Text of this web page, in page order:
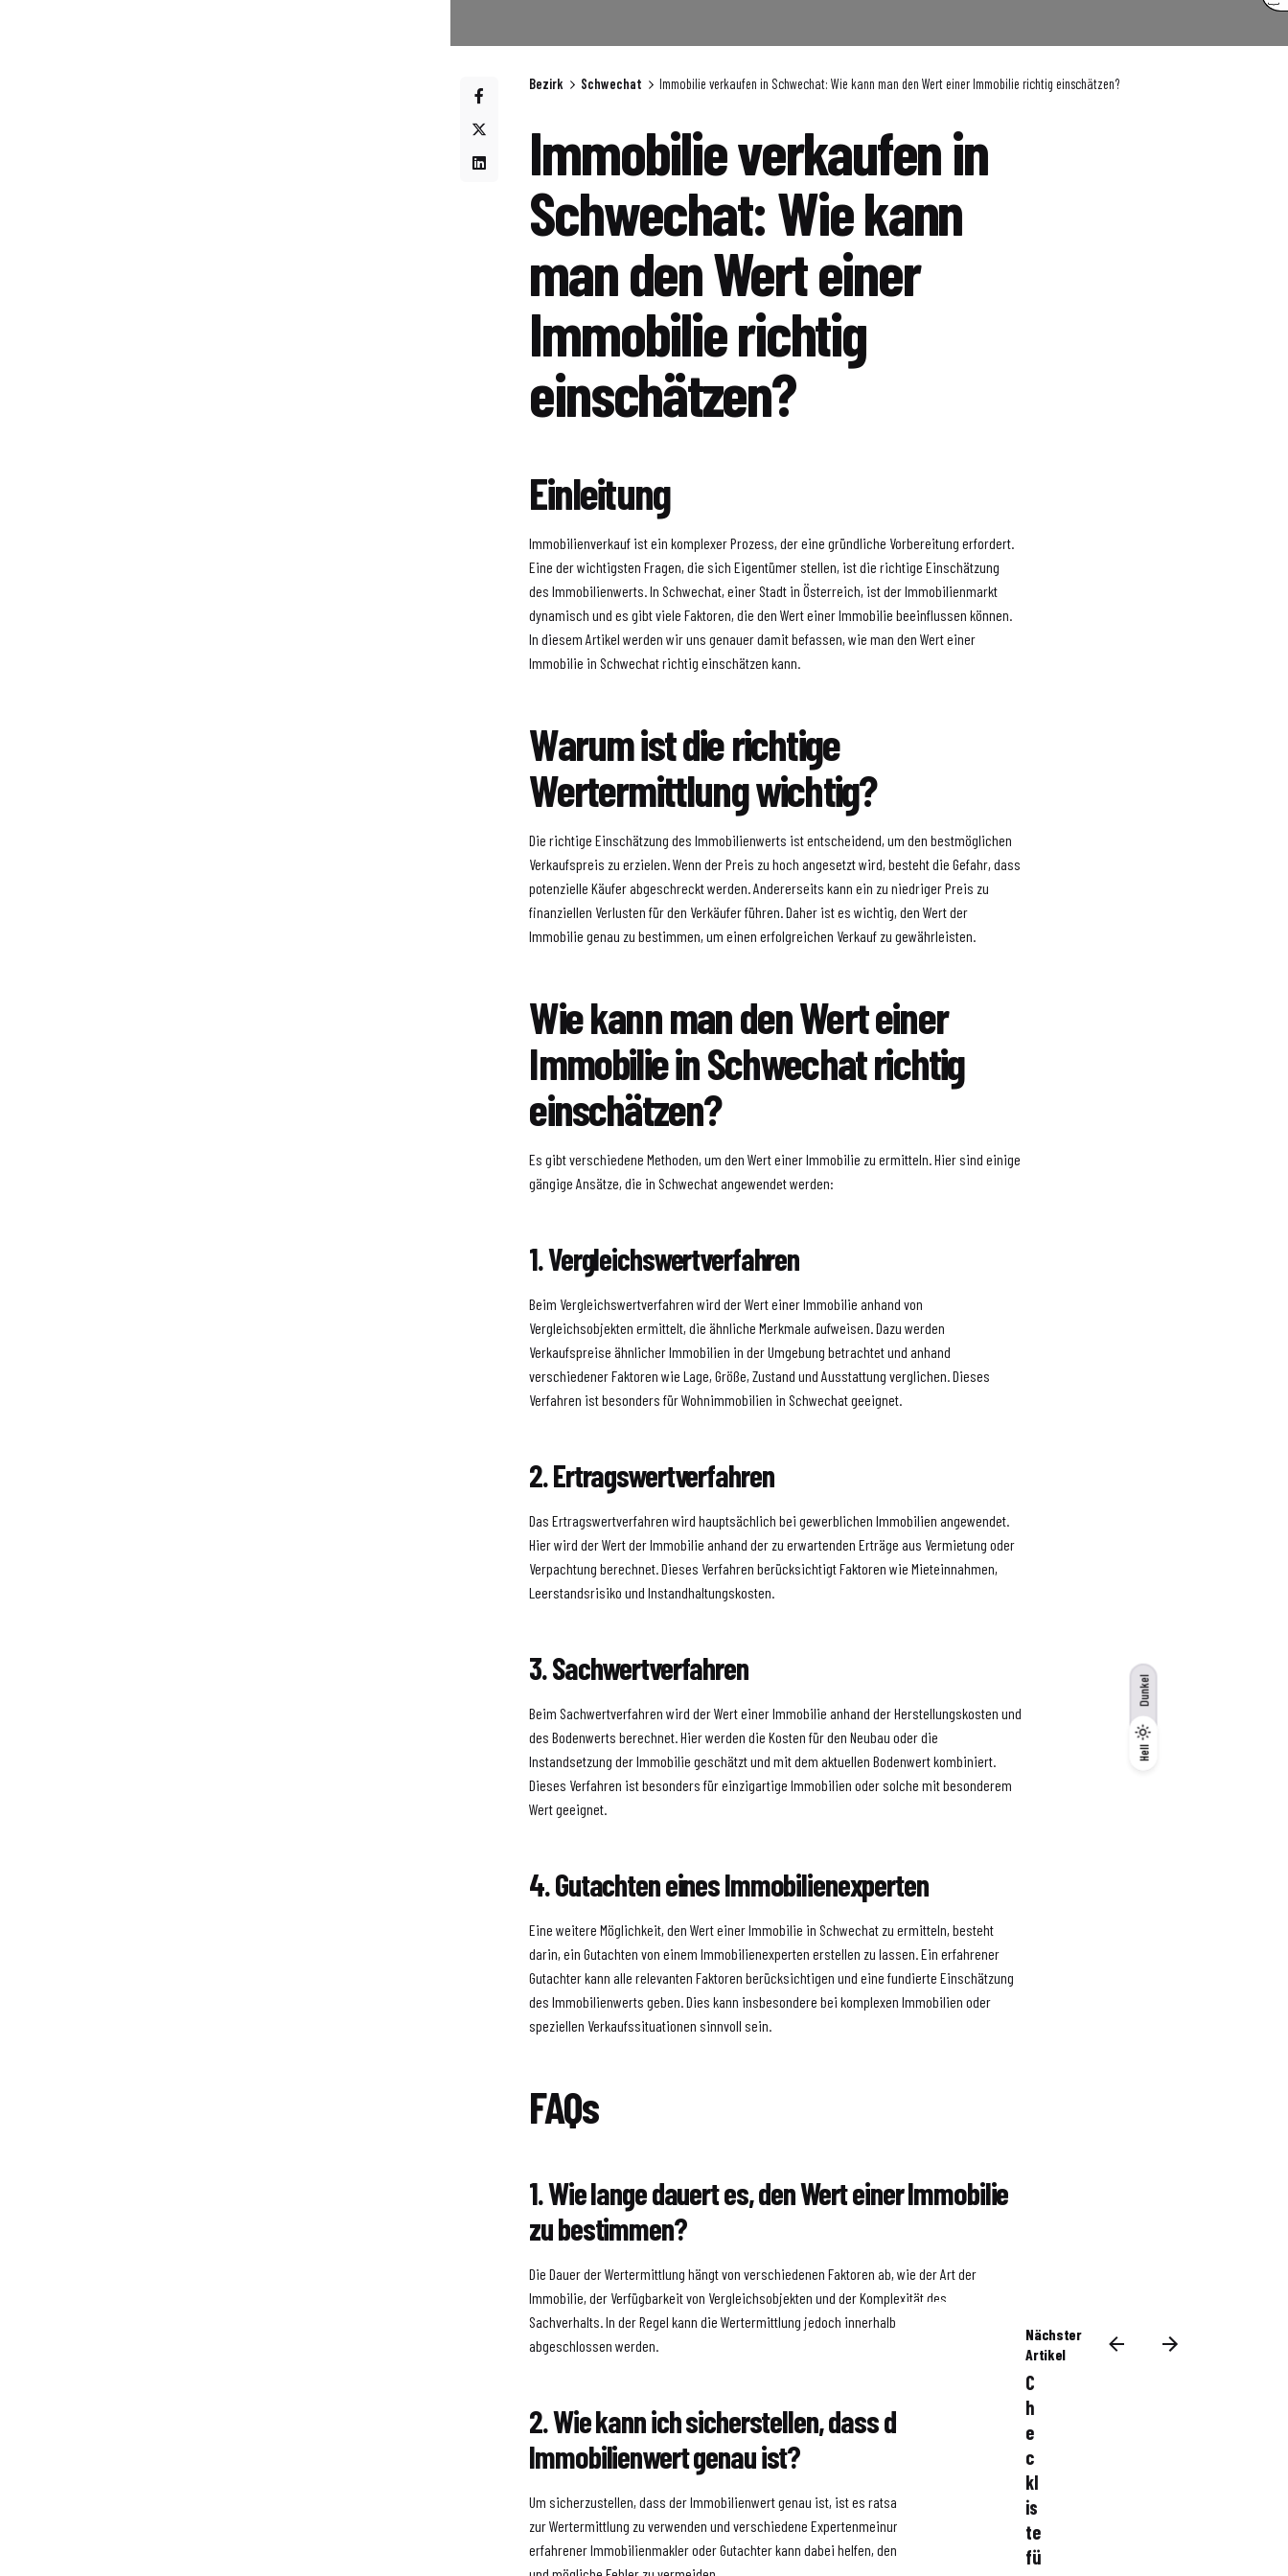
Hell
Dunkel
Hell
Dunkel
Bezirk Schwechat Immobilie verkaufen in Schwechat: Wie kann man den Wert einer Immobilie richtig einschätzen?
Immobilie verkaufen in
Schwechat: Wie kann
man den Wert einer
Immobilie richtig
einschätzen?
Einleitung
Immobilienverkauf ist ein komplexer Prozess, der eine gründliche Vorbereitung erfordert.
Eine der wichtigsten Fragen, die sich Eigentümer stellen, ist die richtige Einschätzung
des Immobilienwerts. In Schwechat, einer Stadt in Österreich, ist der Immobilienmarkt
dynamisch und es gibt viele Faktoren, die den Wert einer Immobilie beeinflussen können.
In diesem Artikel werden wir uns genauer damit befassen, wie man den Wert einer
Immobilie in Schwechat richtig einschätzen kann.
Warum ist die richtige
Wertermittlung wichtig?
Die richtige Einschätzung des Immobilienwerts ist entscheidend, um den bestmöglichen
Verkaufspreis zu erzielen. Wenn der Preis zu hoch angesetzt wird, besteht die Gefahr, dass
potenzielle Käufer abgeschreckt werden. Andererseits kann ein zu niedriger Preis zu
finanziellen Verlusten für den Verkäufer führen. Daher ist es wichtig, den Wert der
Immobilie genau zu bestimmen, um einen erfolgreichen Verkauf zu gewährleisten.
Wie kann man den Wert einer
Immobilie in Schwechat richtig
einschätzen?
Es gibt verschiedene Methoden, um den Wert einer Immobilie zu ermitteln. Hier sind einige
gängige Ansätze, die in Schwechat angewendet werden:
1. Vergleichswertverfahren
Beim Vergleichswertverfahren wird der Wert einer Immobilie anhand von
Vergleichsobjekten ermittelt, die ähnliche Merkmale aufweisen. Dazu werden
Verkaufspreise ähnlicher Immobilien in der Umgebung betrachtet und anhand
verschiedener Faktoren wie Lage, Größe, Zustand und Ausstattung verglichen. Dieses
Verfahren ist besonders für Wohnimmobilien in Schwechat geeignet.
2. Ertragswertverfahren
Das Ertragswertverfahren wird hauptsächlich bei gewerblichen Immobilien angewendet.
Hier wird der Wert der Immobilie anhand der zu erwartenden Erträge aus Vermietung oder
Verpachtung berechnet. Dieses Verfahren berücksichtigt Faktoren wie Mieteinnahmen,
Leerstandsrisiko und Instandhaltungskosten.
3. Sachwertverfahren
Beim Sachwertverfahren wird der Wert einer Immobilie anhand der Herstellungskosten und
des Bodenwerts berechnet. Hier werden die Kosten für den Neubau oder die
Instandsetzung der Immobilie geschätzt und mit dem aktuellen Bodenwert kombiniert.
Dieses Verfahren ist besonders für einzigartige Immobilien oder solche mit besonderem
Wert geeignet.
4. Gutachten eines Immobilienexperten
Eine weitere Möglichkeit, den Wert einer Immobilie in Schwechat zu ermitteln, besteht
darin, ein Gutachten von einem Immobilienexperten erstellen zu lassen. Ein erfahrener
Gutachter kann alle relevanten Faktoren berücksichtigen und eine fundierte Einschätzung
des Immobilienwerts geben. Dies kann insbesondere bei komplexen Immobilien oder
speziellen Verkaufssituationen sinnvoll sein.
FAQs
1. Wie lange dauert es, den Wert einer Immobilie
zu bestimmen?
Die Dauer der Wertermittlung hängt von verschiedenen Faktoren ab, wie der Art der
Immobilie, der Verfügbarkeit von Vergleichsobjekten und der Komplexität des
Sachverhalts. In der Regel kann die Wertermittlung jedoch innerhalb einiger Wochen
abgeschlossen werden.
2. Wie kann ich sicherstellen, dass der
Immobilienwert genau ist?
Um sicherzustellen, dass der Immobilienwert genau ist, ist es ratsam, mehrere Ansätze
zur Wertermittlung zu verwenden und verschiedene Expertenmeinungen einzuholen. Ein
erfahrener Immobilienmakler oder Gutachter kann dabei helfen, den Wert zu bestätigen
Nächster
Artikel
C
h
e
c
kl
is
te
fü